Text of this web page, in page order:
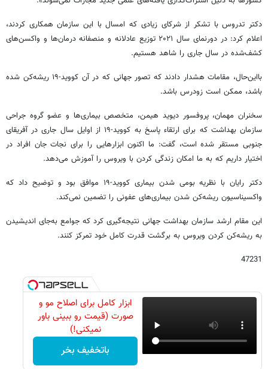
دکتر تدروس با تشکر از شرکای زیادی که امسال با این سازمان همکاری کردند،
اعلام کرد: در دورنمای سال ۲۰۲۱ توزیع عادلانه و منصفانه درمان‌ها و واکسن‌های
کشف‌شده در سال جاری را شاهد هستیم.
بااین‌حال، مقامات هشدار دادند که تصور جهانی که در آن کووید-۱۹ ریشه‌کن شده
باشد، ممکن است زودرس باشد.
سخنران مهمان، پروفسور دیوید هیمن، متخصص بیماری‌ها و عضو گروه جراحی
سازمان بهداشت که برای ارتقاء پاسخ به کووید-۱۹ از اوایل سال جاری در آفریقای
جنوبی مستقر شده است، گفت: ما اکنون ابزارهایی را برای نجات جان افراد در
اختیار داریم که به ما امکان زندگی کردن با ویروس را آموزش می‌دهد.
دکتر رایان با نظریه بومی شدن بیماری کووید-۱۹ موافق بود و توضیح داد که
واکسیناسیون ریشه‌کن شدن بیماری‌های عفونی را تضمین نمی‌کند.
این مقام ارشد سازمان بهداشت جهانی نتیجه‌گیری کرد که جوامع به‌جای اندیشیدن
به ریشه‌کن کردن ویروس به برگشت قدرت کامل خود تمرکز کنند.
47231
ابزار کامل برای اصلاح مو و
صورت (قیمت رو ببینی باور
نمیکنی!)
باتخفیف بخر